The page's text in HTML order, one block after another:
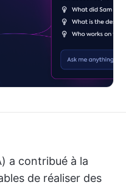
a contribué à la
de réaliser des